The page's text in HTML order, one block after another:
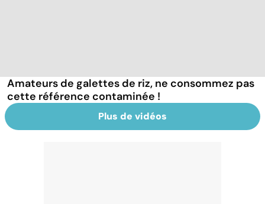
Amateurs de galettes de riz, ne consommez pas
cette référence contaminée !
Plus de vidéos